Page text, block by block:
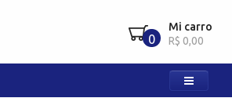
0
Mi carro
R$ 0,00